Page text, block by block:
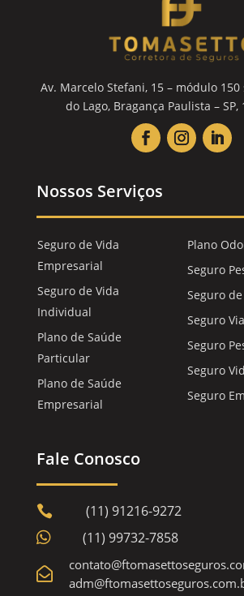
Av. Marcelo Stefani, 15 – módulo 150
do Lago, Bragança Paulista – SP,
Nossos Serviços
Seguro de Vida
Empresarial
Seguro de Vida
Individual
Plano de Saúde
Particular
Plano de Saúde
Empresarial
Plano
Seguro
Seguro
Seguro
Seguro
Seguro
Seguro
Fale Conosco
 (11) 91216-9272
 (11) 99732-7858
